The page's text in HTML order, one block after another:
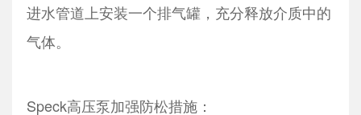
进水管道上安装一个排气罐，充分释放介质中的
气体。
Speck高压泵加强防松措施：